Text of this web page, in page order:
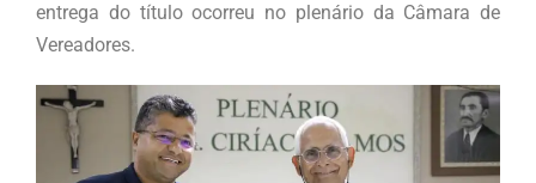
entrega do título ocorreu no plenário da Câmara de
Vereadores.